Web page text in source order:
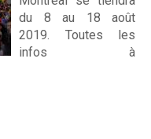
du 8 au 18 août
2019. Toutes les
infos à